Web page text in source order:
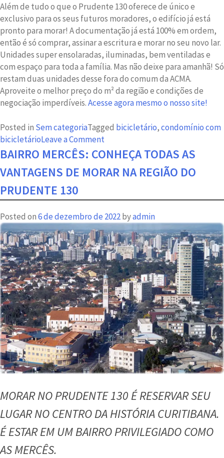
Além de tudo o que o Prudente 130 oferece de único e
exclusivo para os seus futuros moradores, o edifício já está
pronto para morar! A documentação já está 100% em ordem,
então é só comprar, assinar a escritura e morar no seu novo lar.
Unidades super ensolaradas, iluminadas, bem ventiladas e
com espaço para toda a família. Mas não deixe para amanhã! Só
restam duas unidades desse fora do comum da ACMA.
Aproveite o melhor preço do m² da região e condições de
negociação imperdíveis.Acesse agora mesmo o nosso site!
Posted in Sem categoriaTagged bicicletário,condomínio com
bicicletárioLeave a Comment
Condomínio
bicicletário:
uma
vantagem
ACMA
BAIRRO MERCÊS: CONHEÇA TODAS AS
VANTAGENS DE MORAR NA REGIÃO DO
PRUDENTE 130
Posted on6 de dezembro de 2022byadmin
MORAR NO PRUDENTE 130 É RESERVAR SEU
LUGAR NO CENTRO DA HISTÓRIA CURITIBANA.
É ESTAR EM UM BAIRRO PRIVILEGIADO COMO
AS MERCÊS.